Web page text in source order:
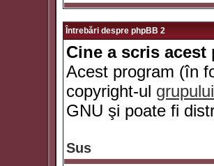
Întrebări despre phpBB 2
Cine a scris acest
Acest program (în
copyright-ul
GNU şi poate fi
Sus